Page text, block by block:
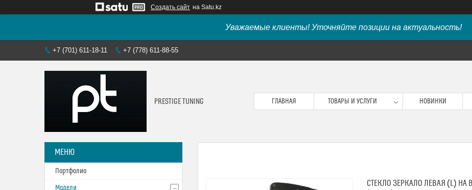
Создать сайт на Satu.kz
Уважаемые клиенты! Уточняйте позиции на актуальность!
+7 (701) 611-18-11 +7 (778) 611-88-55
PRESTIGE TUNING ГЛАВНАЯ ТОВАРЫ И УСЛУГИ НОВИНКИ
СТЕКЛО ЗЕРКАЛО ЛЕВАЯ (L) НА
Портфолио
Модели